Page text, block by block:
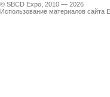
© SBCD Expo, 2010 — 2026
Использование материалов сайта